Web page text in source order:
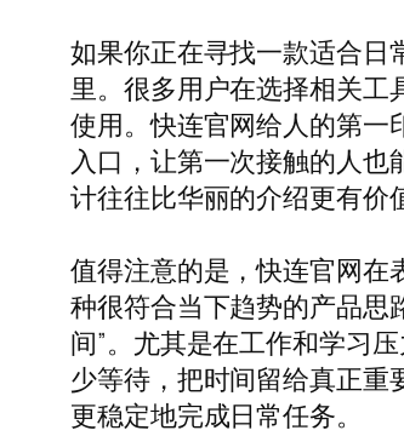
如果你正在寻找一款适合日
里。很多用户在选择相关工
使用。快连官网给人的第一
入口，让第一次接触的人
计往往比华丽的介绍更有价
值得注意的是，快连官网在
种很符合当下趋势的产品思
间”。尤其是在工作和学习
少等待，把时间留给真正重
更稳定地完成日常任务。